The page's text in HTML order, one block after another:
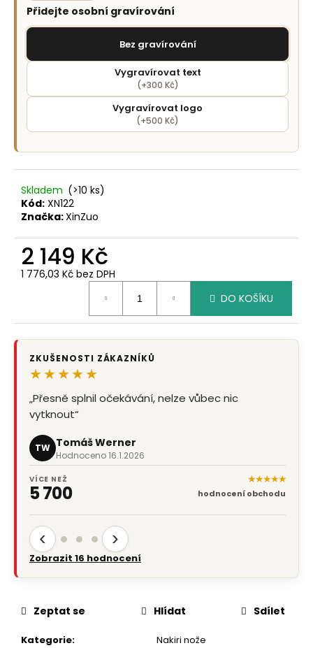
Přidejte osobní gravírování
Bez gravírování
Vygravírovat text
(+300 Kč)
Vygravírovat logo
(+500 Kč)
Skladem (>10 ks)
Kód: XN122
Značka:XinZuo
2 149 Kč
1 776,03 Kč bez DPH
DO KOŠÍKU
ZKUŠENOSTI ZÁKAZNÍKŮ
★★★★★
„Přesně splnil očekávání, nelze vůbec nic
vytknout“
TW Tomáš Werner
Hodnoceno 16.1.2026
VÍCE NEŽ
5 700
★★★★★
hodnocení obchodu
‹ ›
Zobrazit 16 hodnocení
Kategorie:
Nakiri nože
Zeptat se Hlídat Sdílet